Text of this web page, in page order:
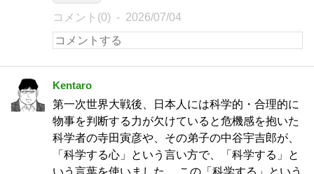
コメント(0) 2026/07/04
Kentaro
第一次世界大戦後、日本人には科学的・合理的に
物事を判断する力が欠けていると危機感を抱いた
科学者の寺田寅彦や、その弟子の中谷宇吉郎が、
「科学する心」という言い方で、「科学する」と
いう言葉を使いました。 この「科学する」という